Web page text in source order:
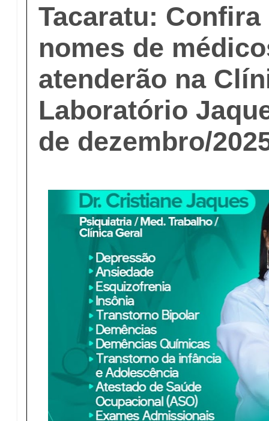
Tacaratu: Confira
nomes de
atenderão na
Laboratório
de dezembro/